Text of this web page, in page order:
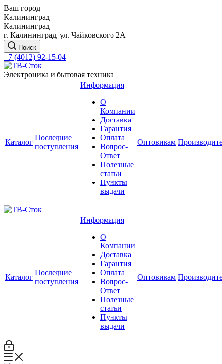
Ваш город
Калининград
Калининград
г. Калининград, ул. Чайковского 2А
Поиск
+7 (4012) 92-15-04
Электроника и бытовая техника
Каталог
Последние
поступления
Информация
О
Компании
Доставка
Гарантия
Оплата
Вопрос-
Ответ
Полезные
статьи
Пункты
выдачи
Оптовикам
Каталог
Последние
поступления
Информация
О
Компании
Доставка
Гарантия
Оплата
Вопрос-
Ответ
Полезные
статьи
Пункты
выдачи
Оптовикам